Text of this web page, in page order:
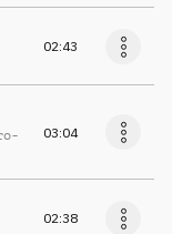
02:43
03:04
02:38